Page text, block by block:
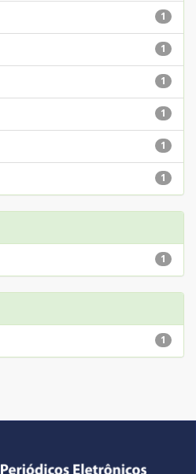
1
1
1
1
1
1
1
1